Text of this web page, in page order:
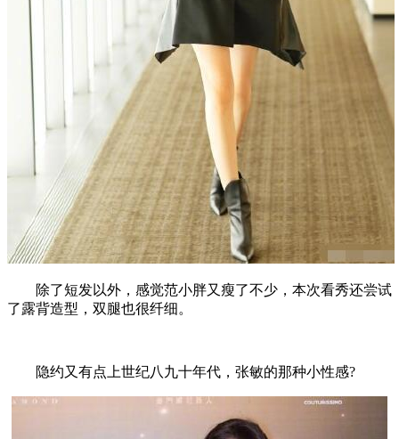
除了短发以外，感觉范小胖又瘦了不少，本次看秀还尝试
了露背造型，双腿也很纤细。
隐约又有点上世纪八九十年代，张敏的那种小性感?